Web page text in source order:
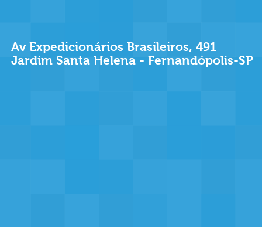
Av Expedicionários Brasileiros, 491
Jardim Santa Helena - Fernandópolis-SP